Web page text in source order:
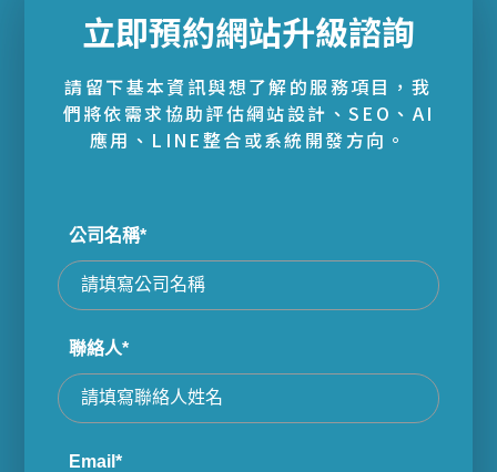
立即預約網站升級諮詢
請留下基本資訊與想了解的服務項目，我
們將依需求協助評估網站設計、SEO、AI
應用、LINE整合或系統開發方向。
公司名稱*
聯絡人*
Email*